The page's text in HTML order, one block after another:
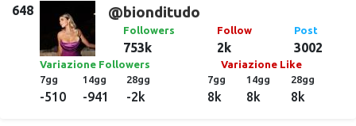
648 @bionditudo
Followers
753k
Follow
2k
Post
3002
Variazione Followers
7gg
-510
14gg
-941
28gg
-2k
Variazione Like
7gg
8k
14gg
8k
28gg
8k